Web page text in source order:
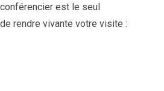
est le seul
rendre vivante votre visite :